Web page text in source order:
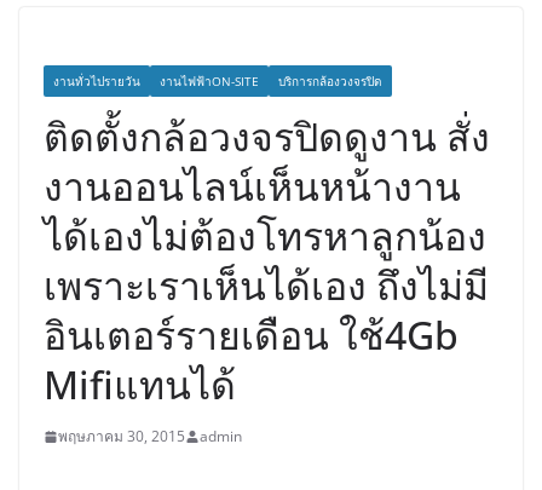
งานทั่วไปรายวัน งานไฟฟ้าON-SITE บริการกล้องวงจรปิด
ติดตั้งกล้อวงจรปิดดูงาน สั่ง
งานออนไลน์เห็นหน้างาน
ได้เองไม่ต้องโทรหาลูกน้อง
เพราะเราเห็นได้เอง ถึงไม่มี
อินเตอร์รายเดือน ใช้4Gb
Mifiแทนได้
พฤษภาคม 30, 2015 admin